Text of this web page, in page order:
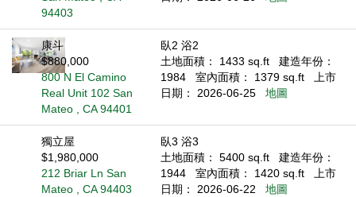
94403
康斗
$880,000
800 N El Camino
Real Unit 102 San
Mateo , CA 94401
臥2 浴2
土地面積： 1433 sq.ft
建造年份：
1984
室內面積： 1379 sq.ft
上市
日期： 2026-06-25
地圖
獨立屋
$1,980,000
212 Briar Ln San
Mateo , CA 94403
臥3 浴3
土地面積： 5400 sq.ft
建造年份：
1944
室內面積： 1420 sq.ft
上市
日期： 2026-06-22
地圖